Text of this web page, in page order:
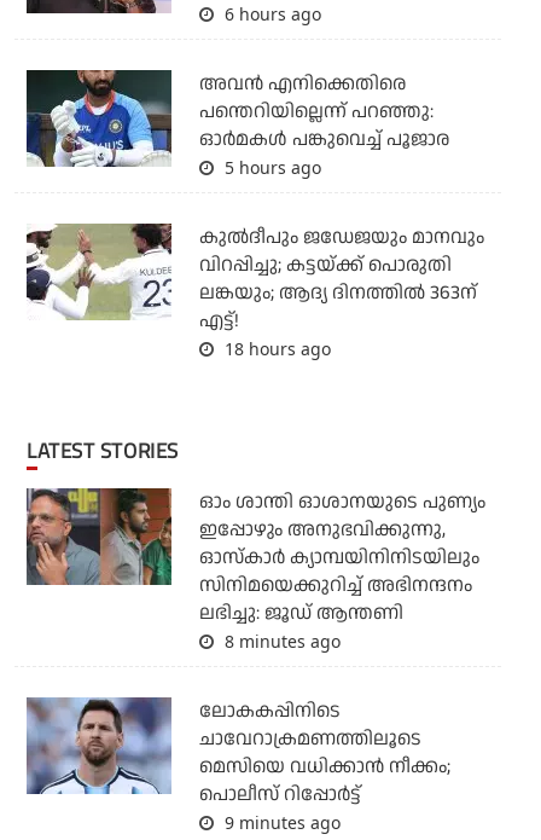
6 hours ago
അവന്‍ എനിക്കെതിരെ
പന്തെറിയില്ലെന്ന് പറഞ്ഞു:
ഓര്‍മകള്‍ പങ്കുവെച്ച് പൂജാര
5 hours ago
കുല്‍ദീപും ജഡേജയും മാനവും
വിറപ്പിച്ചു; കട്ടയ്ക്ക് പൊരുതി
ലങ്കയും; ആദ്യ ദിനത്തില്‍ 363ന്
എട്ട്!
18 hours ago
LATEST STORIES
ഓം ശാന്തി ഓശാനയുടെ പുണ്യം
ഇപ്പോഴും അനുഭവിക്കുന്നു,
ഓസ്കാർ ക്യാമ്പയിനിനിടയിലും
സിനിമയെക്കുറിച്ച് അഭിനന്ദനം
ലഭിച്ചു: ജൂഡ് ആന്തണി
8 minutes ago
ലോകകപ്പിനിടെ
ചാവേറാക്രമണത്തിലൂടെ
മെസിയെ വധിക്കാന്‍ നീക്കം;
പൊലീസ് റിപ്പോര്‍ട്ട്
9 minutes ago